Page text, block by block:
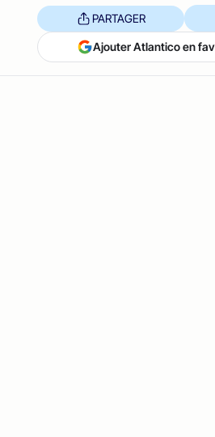
PARTAGER
Ajouter Atlantico en